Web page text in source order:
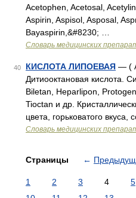
Acetophen, Acetosal,
Aspirin, Aspisol, Asposal,
Bayaspirin,&#8230; …
Словарь медицинских
40 КИСЛОТА ЛИПОЕВАЯ — (
Дитиооктановая кислота.
Biletan, Heparlipon,
Tioctan и дp.
цвета, горьковатого
Словарь медицинских
Страницы ←
1 2 3 4 5